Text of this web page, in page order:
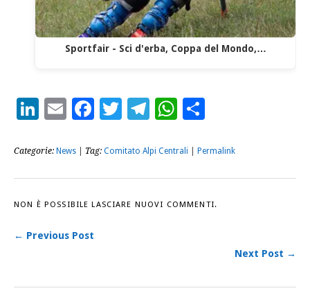
Sportfair - Sci d'erba, Coppa del Mondo,…
LinkedIn
EmailFacebook
Twitter
Telegram
WhatsApp
Categorie: News | Tag: Comitato Alpi Centrali Permalink
NON È POSSIBILE LASCIARE NUOVI COMMENTI.
← Previous Post
Next Post →